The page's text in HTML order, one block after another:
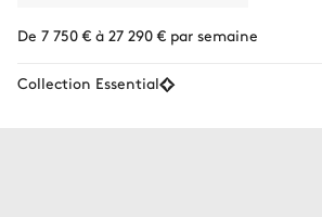
De 7 750 € à 27 290 € par semaine
Collection Essential